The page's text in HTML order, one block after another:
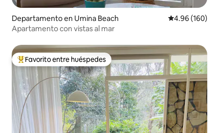
Departamento en Umina Beach Calificación
4.96 (160)
Apartamento con vistas al mar
De los mejores en Favorito entre huéspedes
Favorito entre huéspedes